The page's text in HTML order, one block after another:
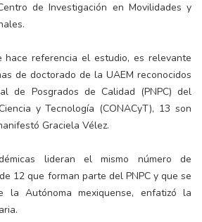
de Investigación en Movilidades y
referencia el estudio, es relevante
de doctorado de la UAEM reconocidos
de Posgrados de Calidad (PNPC) del
y Tecnología (CONACyT), 13 son
Graciela Vélez.
lideran el mismo número de
12 que forman parte del PNPC y que se
la Autónoma mexiquense, enfatizó la